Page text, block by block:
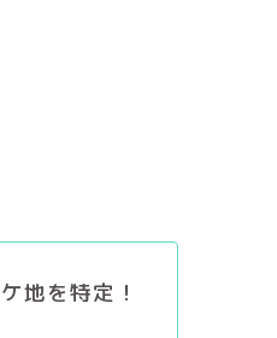
地を特定！